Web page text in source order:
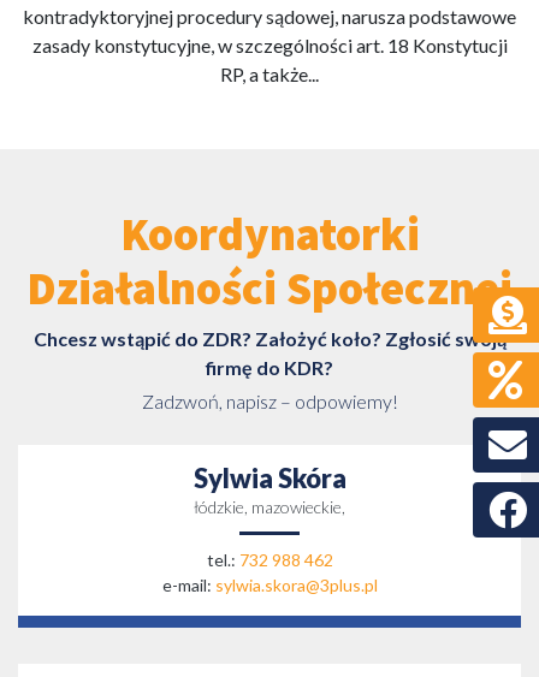
kontradyktoryjnej procedury sądowej, narusza podstawowe
zasady konstytucyjne, w szczególności art. 18 Konstytucji
RP, a także...
Koordynatorki
Działalności Społecznej
Chcesz wstąpić do ZDR? Założyć koło? Zgłosić swoją
firmę do KDR?
Zadzwoń, napisz – odpowiemy!
Sylwia Skóra
łódzkie, mazowieckie,
tel.: 732 988 462
e-mail: sylwia.skora@3plus.pl